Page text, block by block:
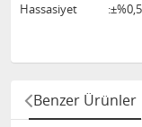
Hassasiyet
:
Benzer Ürünler